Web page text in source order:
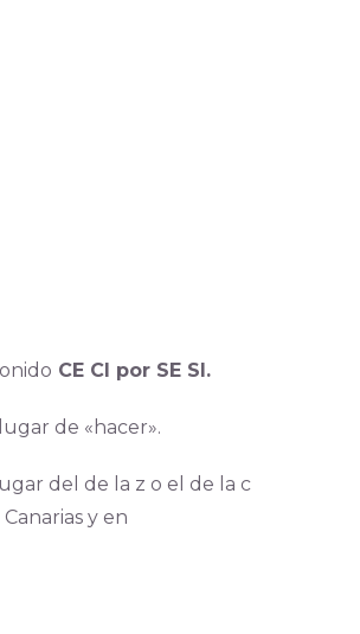
CE CI por SE SI.
de «hacer».
del de la z o el de la c
y en